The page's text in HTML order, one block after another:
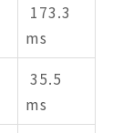
173.3
ms
35.5
ms